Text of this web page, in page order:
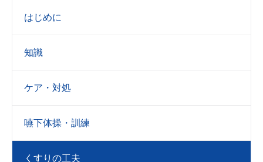
はじめに
知識
ケア・対処
嚥下体操・訓練
くすりの工夫